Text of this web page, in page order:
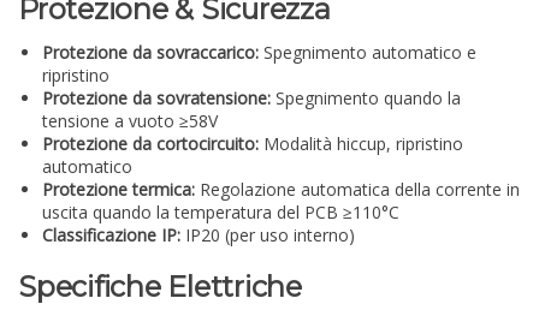
Protezione & Sicurezza
Protezione da sovraccarico: Spegnimento automatico e
ripristino
Protezione da sovratensione: Spegnimento quando la
tensione a vuoto ≥58V
Protezione da cortocircuito: Modalità hiccup, ripristino
automatico
Protezione termica: Regolazione automatica della corrente in
uscita quando la temperatura del PCB ≥110°C
Classificazione IP: IP20 (per uso interno)
Specifiche Elettriche